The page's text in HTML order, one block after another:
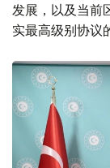
发展，以及当前
实最高级别协议